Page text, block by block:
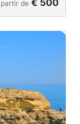
partir de